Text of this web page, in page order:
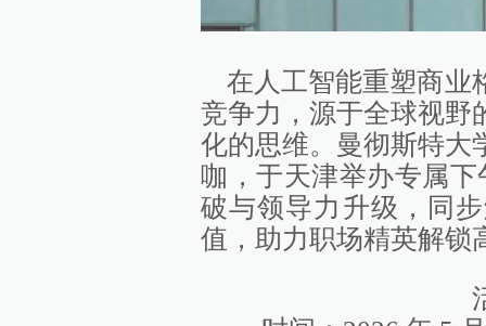
在人工智能重塑商业
竞争力，源于全球视野
化的思维。曼彻斯特大
咖，于天津举办专属
破与领导力升级，同
值，助力职场精英解锁